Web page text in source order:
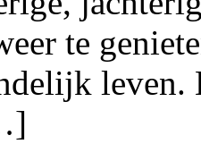
te
leven.